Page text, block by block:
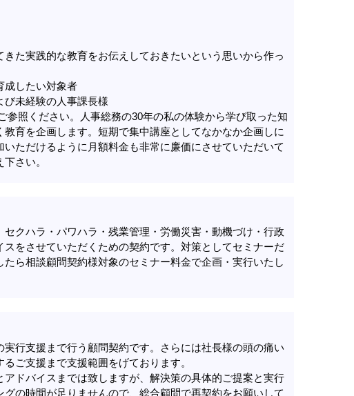
た実践的な教育をお伝えしておきたいという思いから作っ
たい対象者
経験の人事課長様
参照ください。人事総務の30年の私の体験から学び取った知
育を企画します。短期で集中講座としてなかなか企画しに
ただけるように月額料金も非常に廉価にさせていただいて
さい。
クハラ・パワハラ・残業管理・労働災害・動機づけ・行政
をさせていただくための契約です。対策としてセミナーだ
ら相談顧問契約様対象のセミナー料金で企画・実行いたし
行支援まで行う顧問契約です。さらには社長様の頭の痛い
ご支援まで支援範囲をげております。
ドバイスまでは致しますが、解決策の具体的ご提案と実行
の時間が足りませんので、総合顧問で再契約をお願いして